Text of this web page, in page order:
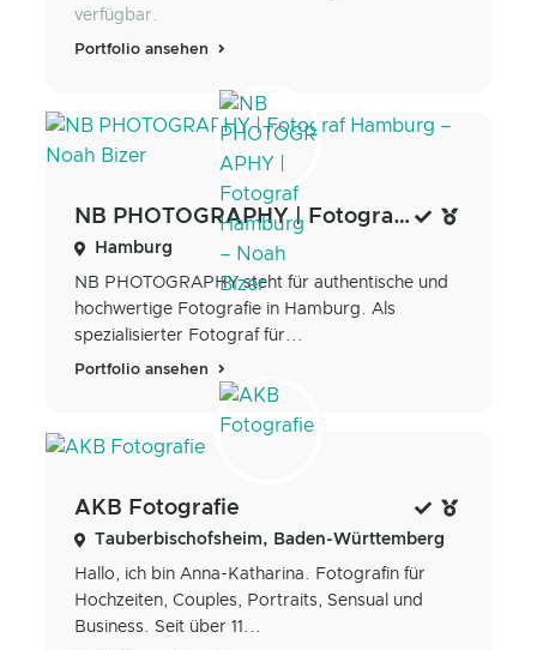
verfügbar.
Portfolio ansehen
NB PHOTOGRAPHY | Fotograf Hamburg – Noah Bizer
Hamburg
NB PHOTOGRAPHY steht für authentische und
hochwertige Fotografie in Hamburg. Als
spezialisierter Fotograf für...
Portfolio ansehen
AKB Fotografie
Tauberbischofsheim, Baden-Württemberg
Hallo, ich bin Anna-Katharina. Fotografin für
Hochzeiten, Couples, Portraits, Sensual und
Business. Seit über 11...